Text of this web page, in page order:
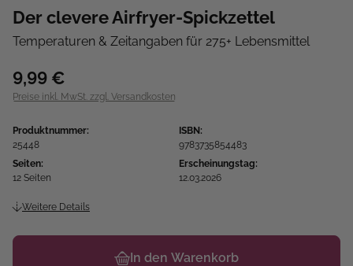
Der clevere Airfryer-Spickzettel
Temperaturen & Zeitangaben für 275+ Lebensmittel
9,99 €
Preise inkl. MwSt. zzgl. Versandkosten
Produktnummer:
25448
ISBN:
9783735854483
Seiten:
12 Seiten
Erscheinungstag:
12.03.2026
Weitere Details
In den Warenkorb